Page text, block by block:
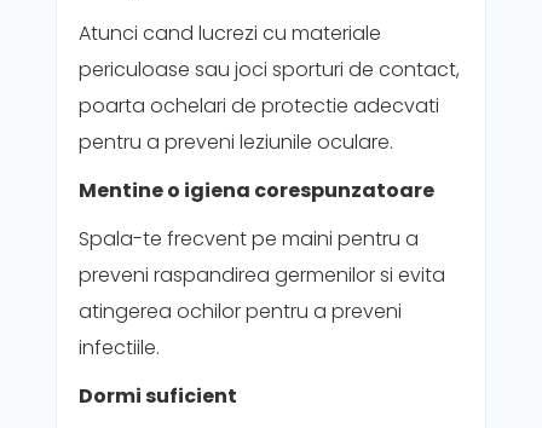
Atunci cand lucrezi cu materiale
periculoase sau joci sporturi de contact,
poarta ochelari de protectie adecvati
pentru a preveni leziunile oculare.
Mentine o igiena corespunzatoare
Spala-te frecvent pe maini pentru a
preveni raspandirea germenilor si evita
atingerea ochilor pentru a preveni
infectiile.
Dormi suficient